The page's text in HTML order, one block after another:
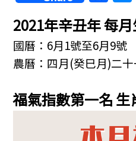
a
c
e
b
o
o
k
2021年辛丑年 每
國曆：6月1號至6月9號
農曆：四月(癸巳月)二
福氣指數第一名 生